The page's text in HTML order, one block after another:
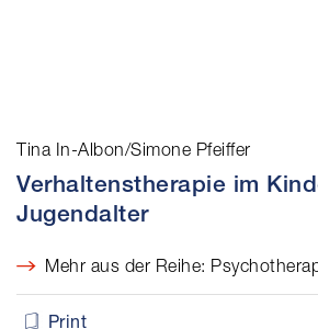
Tina In-Albon/Simone Pfeiffer
Verhaltenstherapie im
Jugendalter
Mehr aus der Reihe:
Print